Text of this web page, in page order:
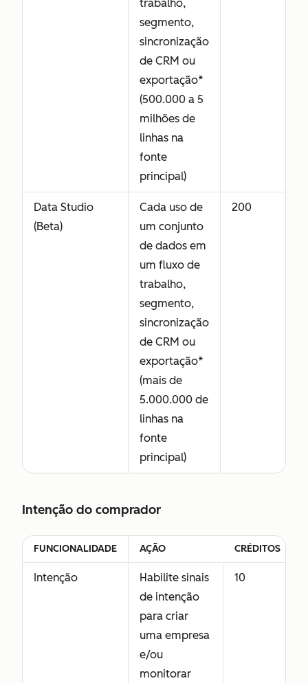
trabalho,
segmento,
sincronização
de CRM ou
exportação*
(500.000 a 5
milhões de
linhas na
fonte
principal)
Data Studio
(Beta)
Cada uso de
um conjunto
de dados em
um fluxo de
trabalho,
segmento,
sincronização
de CRM ou
exportação*
(mais de
5.000.000 de
linhas na
fonte
principal)
200
Intenção do comprador
FUNCIONALIDADE AÇÃO CRÉDITOS
Intenção
Habilite sinais
de intenção
para criar
uma empresa
e/ou
monitorar
10